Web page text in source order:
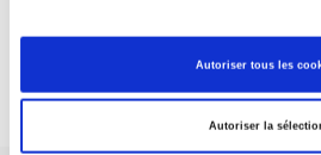
Autoriser tous les
Autoriser la
DISCOVER OUR